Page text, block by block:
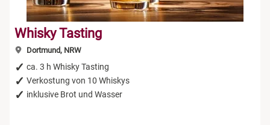
Whisky Tasting
Dortmund, NRW
ca. 3 h Whisky Tasting
Verkostung von 10 Whiskys
inklusive Brot und Wasser